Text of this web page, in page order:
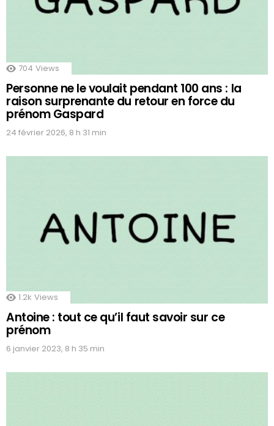
704 Views
Personne ne le voulait pendant 100 ans : la
raison surprenante du retour en force du
prénom Gaspard
24 février 2026, 8 h 31 min
1.2k Views
Antoine : tout ce qu’il faut savoir sur ce
prénom
6 janvier 2023, 8 h 35 min